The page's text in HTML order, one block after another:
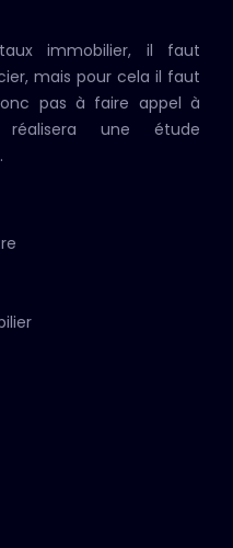
immobilier, il faut
mais pour cela il faut
pas à faire appel à
une étude